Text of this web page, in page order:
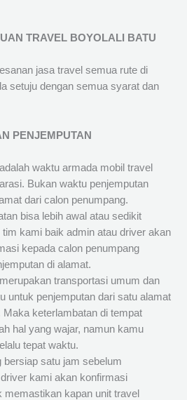
TRAVEL BOYOLALI BATU
jasa travel semua rute di
setuju dengan semua syarat dan
PENJEMPUTAN
waktu armada mobil travel
Bukan waktu penjemputan
dari calon penumpang.
bisa lebih awal atau sedikit
kami baik admin atau driver akan
kepada calon penumpang
di alamat.
transportasi umum dan
untuk penjemputan dari satu alamat
Maka keterlambatan di tempat
hal yang wajar, namun kamu
tepat waktu.
bersiap satu jam sebelum
kami akan konfirmasi
memastikan kapan unit travel